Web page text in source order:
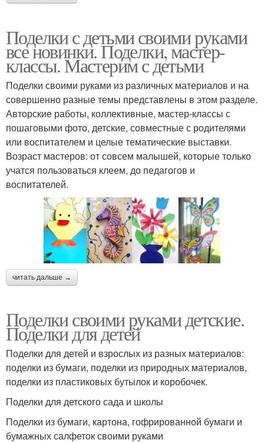
Поделки с детьми своими руками
все новинки. Поделки, мастер-
классы. Мастерим с детьми
Поделки своими руками из различных материалов и на
совершенно разные темы представлены в этом разделе.
Авторские работы, коллективные, мастер-классы с
пошаговыми фото, детские, совместные с родителями
или воспитателем и целые тематические выставки.
Возраст мастеров: от совсем малышей, которые только
учатся пользоваться клеем, до педагогов и
воспитателей.
читать дальше →
Поделки своими руками детские.
Поделки для детей
Поделки для детей и взрослых из разных материалов:
поделки из бумаги, поделки из природных материалов,
поделки из пластиковых бутылок и коробочек.
Поделки для детского сада и школы
Поделки из бумаги, картона, гофрированной бумаги и
бумажных салфеток своими руками